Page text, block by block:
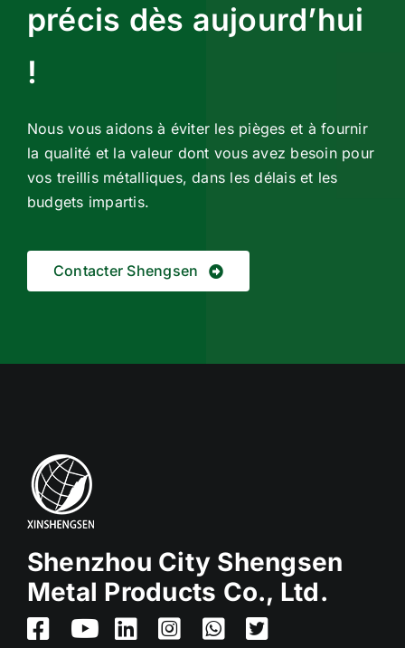
précis dès aujourd’hui
!
Nous vous aidons à éviter les pièges et à fournir
la qualité et la valeur dont vous avez besoin pour
vos treillis métalliques, dans les délais et les
budgets impartis.
Contacter Shengsen
Shenzhou City Shengsen
Metal Products Co., Ltd.